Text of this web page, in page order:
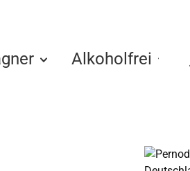
Alkoholfrei